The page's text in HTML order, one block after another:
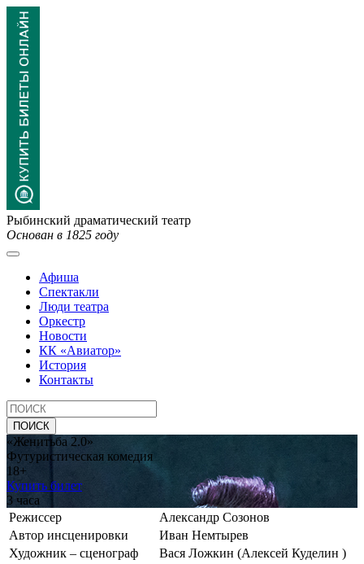
Рыбинский драматический театр
Основан в 1825 году
Афиша
Спектакли
Люди театра
Оркестр
Новости
КК «Авиатор»
История
Контакты
«Женитьба 2.0»
Футуристическая комедия
18+
Купить билет
3 часа
Режиссер
Александр Созонов
Автор инсценировки
Иван Немтырев
Художник – сценограф
Вася Ложкин (Алексей Куделин )